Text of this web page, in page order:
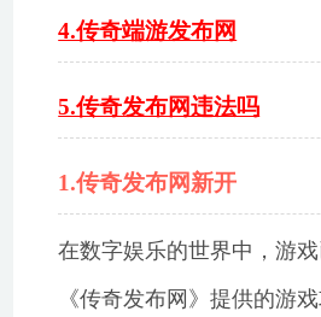
4.传奇端游发布网
5.传奇发布网违法吗
1.传奇发布网新开
在数字娱乐的世界中，游
《传奇发布网》提供的游